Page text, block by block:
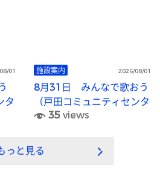
01
タ
施設案内 2026/08/01
8月31日 みんなで歌おう
（戸田コミュニティセンタ
ー）35views
っと見る